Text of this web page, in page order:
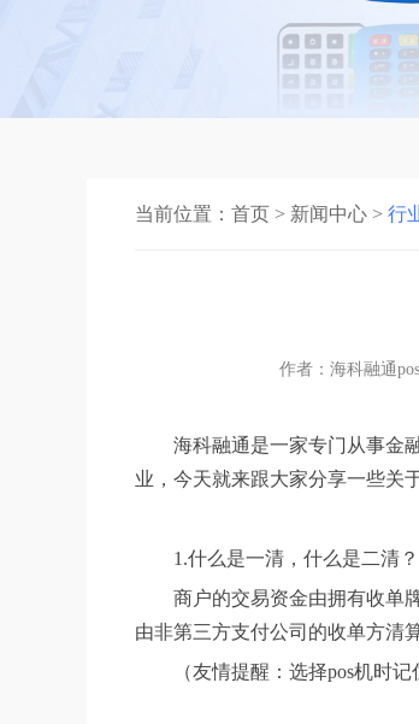
当前位置： 首页 > 新闻中心 > 行
作者：海科融通
海科融通是一家专门从事金
业，今天就来跟大家分享一些关
1.什么是一清，什么是二清？
商户的交易资金由拥有收单
由非第三方支付公司的收单方清
（友情提醒：选择pos机时记